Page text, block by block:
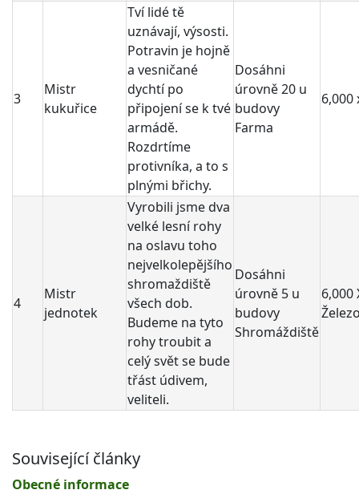
3
Mistr
kukuřice
Tví lidé tě
uznávají, výsosti.
Potravin je hojně
a vesničané
dychtí po
připojení se k tvé
armádě.
Rozdrtíme
protivníka, a to s
plnými břichy.
Dosáhni
úrovně 20 u
budovy
Farma
6,000
4
Mistr
jednotek
Vyrobili jsme dva
velké lesní rohy
na oslavu toho
nejvelkolepějšího
shromaždiště
všech dob.
Budeme na tyto
rohy troubit a
celý svět se bude
třást údivem,
veliteli.
Dosáhni
úrovně 5 u
budovy
Shromáždiště
6,000
Související články
Obecné informace